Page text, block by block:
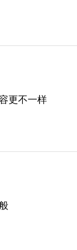
更不一样